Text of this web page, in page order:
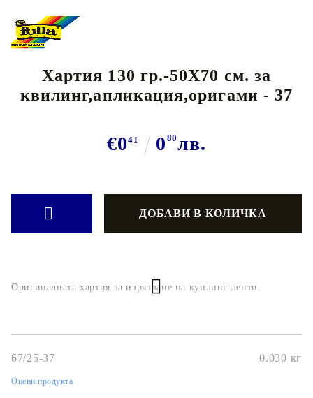
Хартия 130 гр.-50Х70 см. за
квилинг,апликация,оригами - 37
€041 0 80лв.
Оригиналната хартия за изрязване на куилинг ленти.
67/25-37 0.030 кг
Оцени продукта